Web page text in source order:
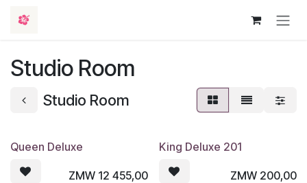
Studio Room
Studio Room
Queen Deluxe
ZMW 12 455,00
King Deluxe 201
ZMW 200,00